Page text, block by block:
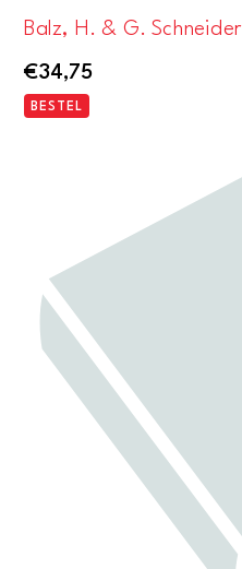
Balz, H. & G. Schneider
€34,75
BESTEL